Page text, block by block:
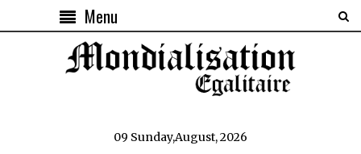
Menu
09 Sunday,August, 2026